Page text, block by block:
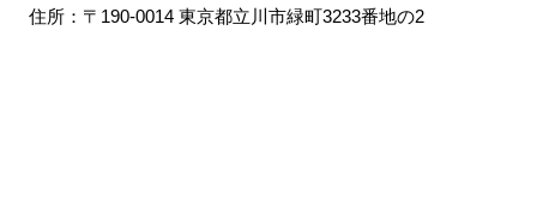
住所：〒190-0014 東京都立川市緑町3233番地の2